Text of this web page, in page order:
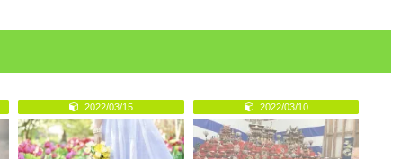
2022/03/15 2022/03/10